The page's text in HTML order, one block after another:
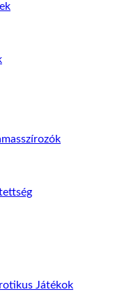
Játékok